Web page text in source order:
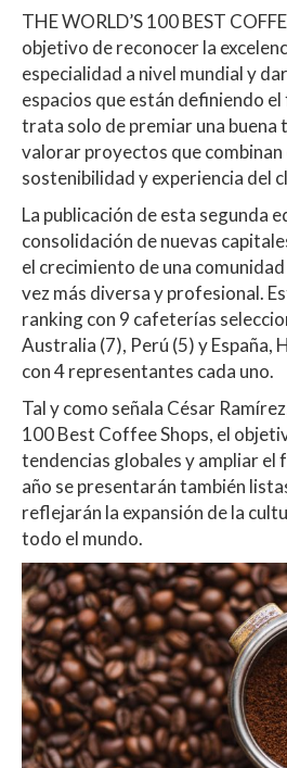
THE WORLD’S 100 BEST
objetivo de reconocer la
especialidad a nivel mundial y
espacios que están definiendo
trata solo de premiar una buena
valorar proyectos que combinan
sostenibilidad y experiencia del
La publicación de esta segunda
consolidación de nuevas
el crecimiento de una
vez más diversa y profesional.
ranking con 9 cafeterías
Australia (7), Perú (5) y España,
con 4 representantes cada uno.
Tal y como señala César
100 Best Coffee Shops, el
tendencias globales y ampliar el
año se presentarán también
reflejarán la expansión de la
todo el mundo.